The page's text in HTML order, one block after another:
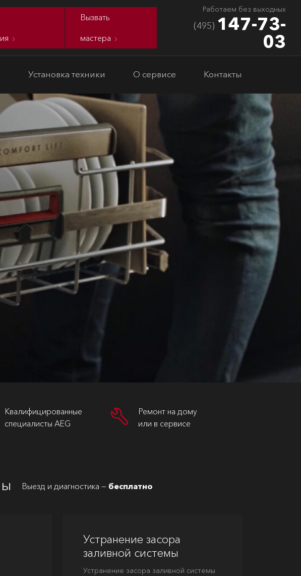
Вызвать
мастера
Работаем без выходных
(495) 147-73-
03
Установка техники О сервисе Контакты
Квалифицированные
специалисты AEG
Ремонт на дому
или в сервисе
Выезд и диагностика — бесплатно
Устранение засора
заливной системы
Устранение засора заливной системы